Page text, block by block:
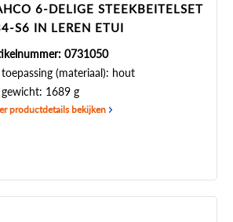
6-DELIGE STEEKBEITELSET
S6 IN LEREN ETUI
0731050
toepassing (materiaal): hout
gewicht: 1689 g
productdetails bekijken